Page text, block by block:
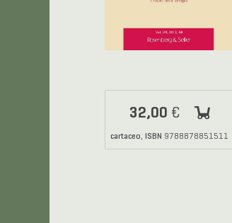
32,00 €
cartaceo, ISBN 9788878851511